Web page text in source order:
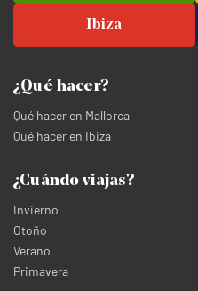
Ibiza
¿Qué hacer?
Qué hacer en Mallorca
Qué hacer en Ibiza
¿Cuándo viajas?
Invierno
Otoño
Verano
Primavera